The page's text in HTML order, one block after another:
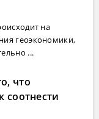
на
геоэкономики,
...
что
соотнести